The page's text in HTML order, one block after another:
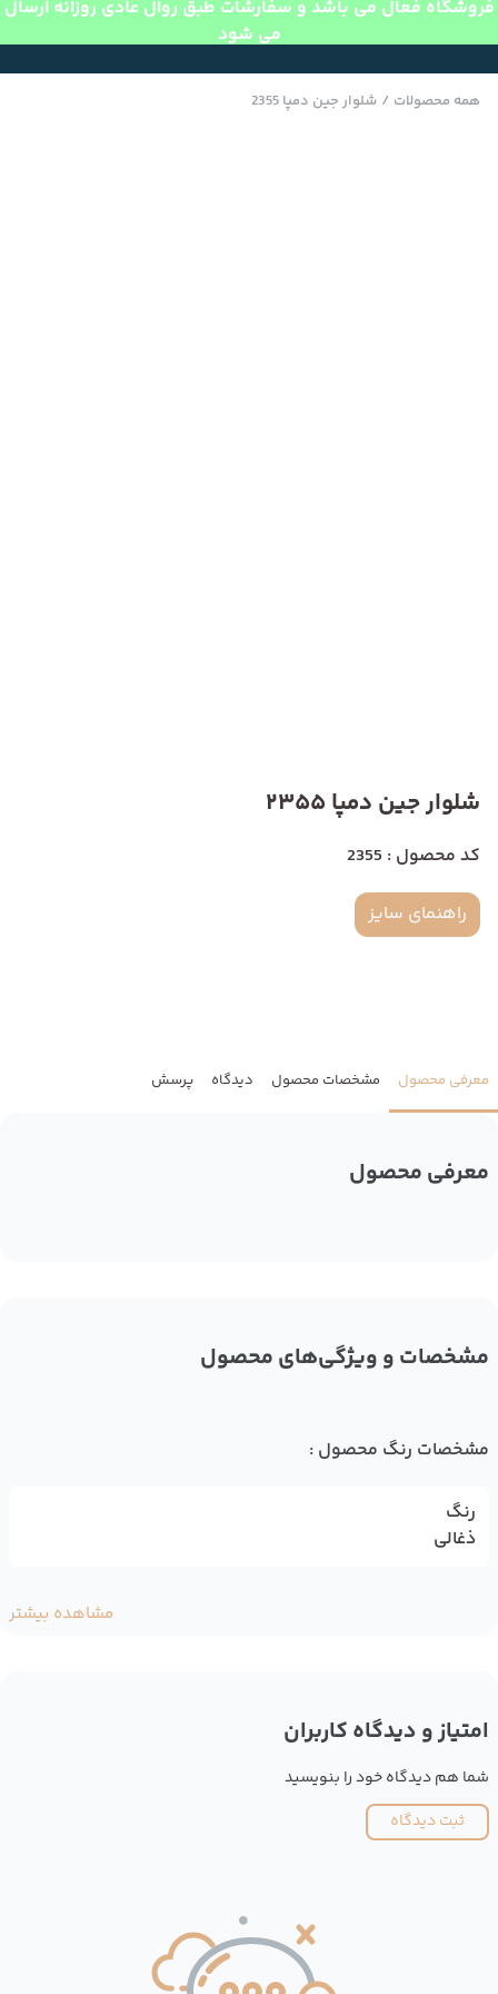
فروشگاه فعال می باشد و سفارشات طبق روال عادی روزانه ارسال
می شود
همه محصولات / شلوار جین دمپا 2355
شلوار جین دمپا 2355
کد محصول : 2355
راهنمای سایز
معرفی محصول مشخصات محصول دیدگاه پرسش
معرفی محصول
مشخصات و ویژگی‌های محصول
مشخصات رنگ محصول :
رنگ
ذغالی
مشاهده بیشتر
امتیاز و دیدگاه کاربران
شما هم دیدگاه خود را بنویسید
ثبت دیدگاه